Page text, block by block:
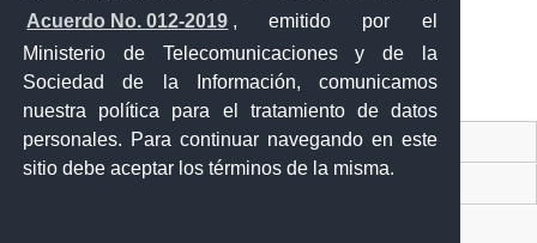
Acuerdo No. 012-2019 , emitido por el
Ministerio de Telecomunicaciones y de la
Sociedad de la Información, comunicamos
nuestra política para el tratamiento de datos
personales. Para continuar navegando en este
sitio debe aceptar los términos de la misma.
Contacto Ciudadano Digital